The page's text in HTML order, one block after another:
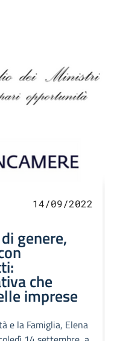
14/09/2022
genere,
che
imprese
e la Famiglia, Elena